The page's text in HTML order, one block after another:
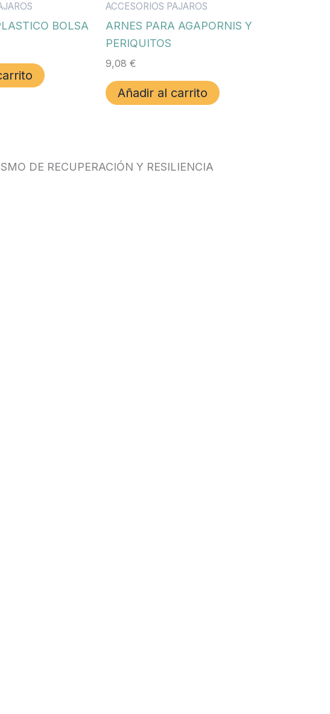
BOLSA
ACCESORIOS PAJAROS
ARNES PARA AGAPORNIS Y
PERIQUITOS
9,08 €
Añadir al carrito
DE RECUPERACIÓN Y RESILIENCIA